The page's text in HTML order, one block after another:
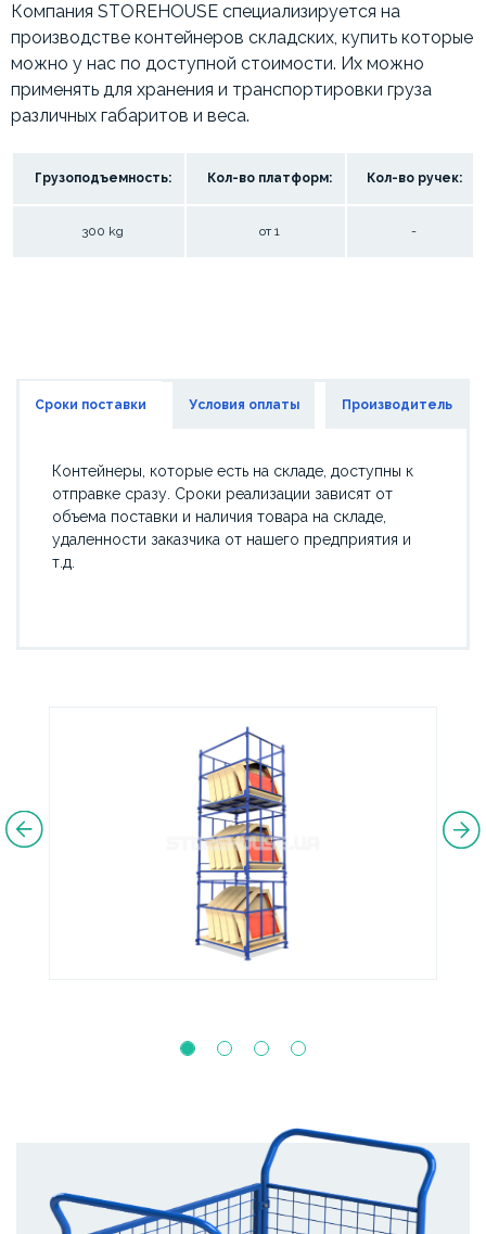
Компания STOREHOUSE специализируется на
производстве контейнеров складских, купить которые
можно у нас по доступной стоимости. Их можно
применять для хранения и транспортировки груза
различных габаритов и веса.
Грузоподъемность: Кол-во платформ: Кол-во ручек:
300 kg от 1 -
Сроки поставки Условия оплаты Производитель
Контейнеры, которые есть на складе, доступны к
отправке сразу. Сроки реализации зависят от
объема поставки и наличия товара на складе,
удаленности заказчика от нашего предприятия и
т.д.